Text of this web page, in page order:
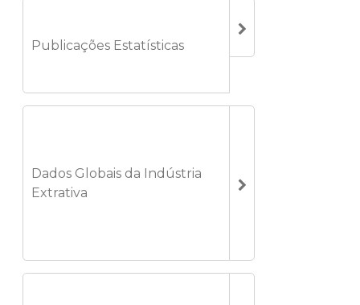
Publicações Estatísticas
Dados Globais da Indústria
Extrativa